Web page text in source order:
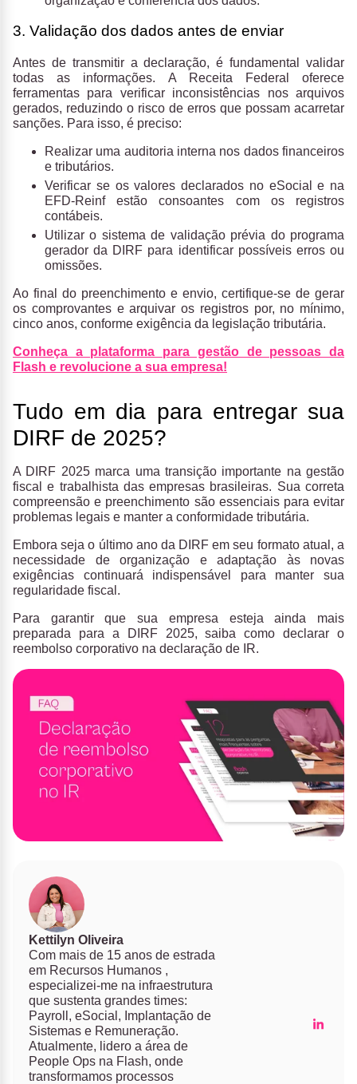
3. Validação dos dados antes de enviar
Antes de transmitir a declaração, é fundamental validar
todas as informações. A Receita Federal oferece
ferramentas para verificar inconsistências nos arquivos
gerados, reduzindo o risco de erros que possam acarretar
sanções. Para isso, é preciso:
Realizar uma auditoria interna nos dados financeiros
e tributários.
Verificar se os valores declarados no eSocial e na
EFD-Reinf estão consoantes com os registros
contábeis.
Utilizar o sistema de validação prévia do programa
gerador da DIRF para identificar possíveis erros ou
omissões.
Ao final do preenchimento e envio, certifique-se de gerar
os comprovantes e arquivar os registros por, no mínimo,
cinco anos, conforme exigência da legislação tributária.
Conheça a plataforma para gestão de pessoas da
Flash e revolucione a sua empresa!
Tudo em dia para entregar sua
DIRF de 2025?
A DIRF 2025 marca uma transição importante na gestão
fiscal e trabalhista das empresas brasileiras. Sua correta
compreensão e preenchimento são essenciais para evitar
problemas legais e manter a conformidade tributária.
Embora seja o último ano da DIRF em seu formato atual, a
necessidade de organização e adaptação às novas
exigências continuará indispensável para manter sua
regularidade fiscal.
Para garantir que sua empresa esteja ainda mais
preparada para a DIRF 2025, saiba como declarar o
reembolso corporativo na declaração de IR.
Kettilyn Oliveira
Com mais de 15 anos de estrada
em Recursos Humanos ,
especializei-me na infraestrutura
que sustenta grandes times:
Payroll, eSocial, Implantação de
Sistemas e Remuneração.
Atualmente, lidero a área de
People Ops na Flash, onde
transformamos processos